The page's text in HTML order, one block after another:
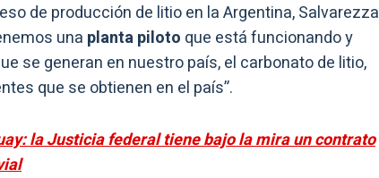
de producción de litio en la Argentina, Salvarezza
una planta piloto que está funcionando y
se generan en nuestro país, el carbonato de litio,
que se obtienen en el país”.
la Justicia federal tiene bajo la mira un contrato